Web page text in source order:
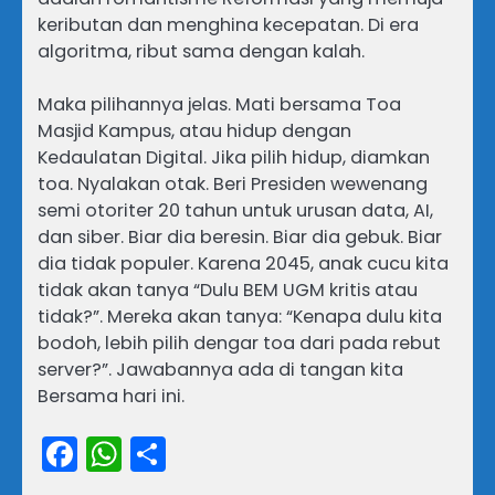
keributan dan menghina kecepatan. Di era
algoritma, ribut sama dengan kalah.
Maka pilihannya jelas. Mati bersama Toa
Masjid Kampus, atau hidup dengan
Kedaulatan Digital. Jika pilih hidup, diamkan
toa. Nyalakan otak. Beri Presiden wewenang
semi otoriter 20 tahun untuk urusan data, AI,
dan siber. Biar dia beresin. Biar dia gebuk. Biar
dia tidak populer. Karena 2045, anak cucu kita
tidak akan tanya “Dulu BEM UGM kritis atau
tidak?”. Mereka akan tanya: “Kenapa dulu kita
bodoh, lebih pilih dengar toa dari pada rebut
server?”. Jawabannya ada di tangan kita
Bersama hari ini.
Facebook
WhatsApp